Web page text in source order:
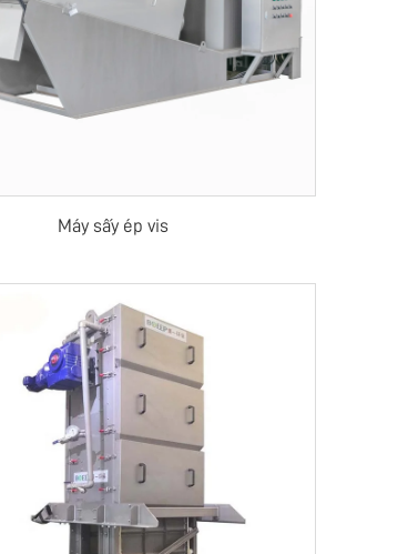
Máy sấy ép vis